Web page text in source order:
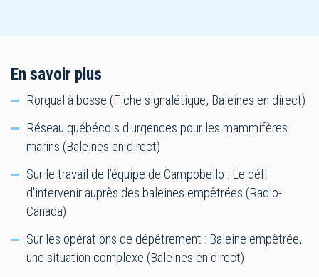
En savoir plus
Rorqual à bosse (Fiche signalétique, Baleines en direct)
Réseau québécois d'urgences pour les mammifères
marins (Baleines en direct)
Sur le travail de l’équipe de Campobello : Le défi
d'intervenir auprès des baleines empêtrées (Radio-
Canada)
Sur les opérations de dépêtrement : Baleine empêtrée,
une situation complexe (Baleines en direct)